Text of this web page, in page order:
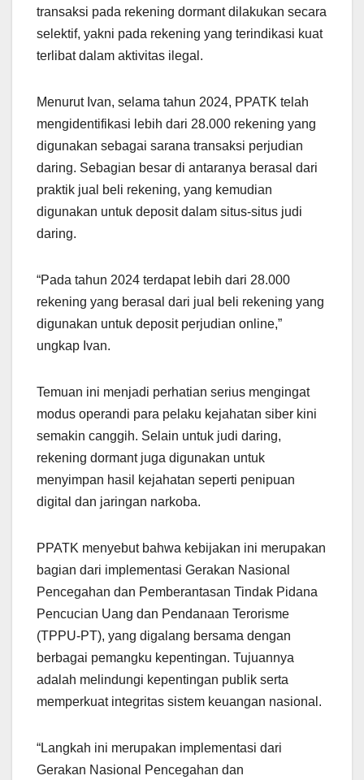
transaksi pada rekening dormant dilakukan secara
selektif, yakni pada rekening yang terindikasi kuat
terlibat dalam aktivitas ilegal.
Menurut Ivan, selama tahun 2024, PPATK telah
mengidentifikasi lebih dari 28.000 rekening yang
digunakan sebagai sarana transaksi perjudian
daring. Sebagian besar di antaranya berasal dari
praktik jual beli rekening, yang kemudian
digunakan untuk deposit dalam situs-situs judi
daring.
“Pada tahun 2024 terdapat lebih dari 28.000
rekening yang berasal dari jual beli rekening yang
digunakan untuk deposit perjudian online,”
ungkap Ivan.
Temuan ini menjadi perhatian serius mengingat
modus operandi para pelaku kejahatan siber kini
semakin canggih. Selain untuk judi daring,
rekening dormant juga digunakan untuk
menyimpan hasil kejahatan seperti penipuan
digital dan jaringan narkoba.
PPATK menyebut bahwa kebijakan ini merupakan
bagian dari implementasi Gerakan Nasional
Pencegahan dan Pemberantasan Tindak Pidana
Pencucian Uang dan Pendanaan Terorisme
(TPPU-PT), yang digalang bersama dengan
berbagai pemangku kepentingan. Tujuannya
adalah melindungi kepentingan publik serta
memperkuat integritas sistem keuangan nasional.
“Langkah ini merupakan implementasi dari
Gerakan Nasional Pencegahan dan